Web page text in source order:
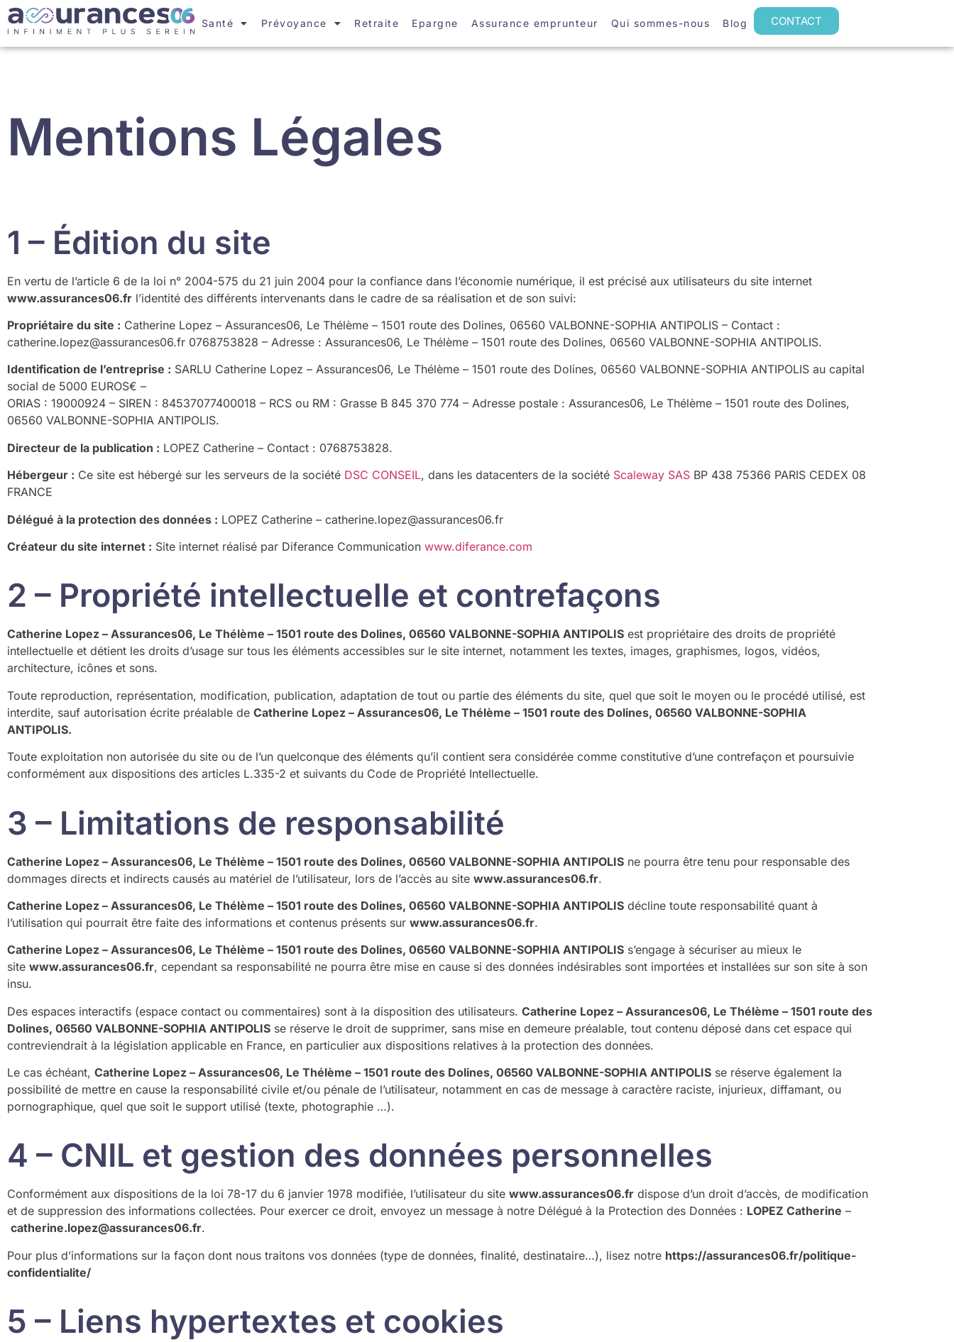
Santé Prévoyance Retraite Epargne Assurance emprunteur Qui sommes-nous Blog CONTACT
Mentions Légales
1 – Édition du site
En vertu de l’article 6 de la loi n° 2004-575 du 21 juin 2004 pour la confiance dans l’économie numérique, il est précisé aux utilisateurs du site internet
www.assurances06.fr l’identité des différents intervenants dans le cadre de sa réalisation et de son suivi:
Propriétaire du site : Catherine Lopez – Assurances06, Le Thélème – 1501 route des Dolines, 06560 VALBONNE-SOPHIA ANTIPOLIS – Contact :
catherine.lopez@assurances06.fr 0768753828 – Adresse : Assurances06, Le Thélème – 1501 route des Dolines, 06560 VALBONNE-SOPHIA ANTIPOLIS.
Identification de l’entreprise : SARLU Catherine Lopez – Assurances06, Le Thélème – 1501 route des Dolines, 06560 VALBONNE-SOPHIA ANTIPOLIS au capital
social de 5000 EUROS€ –
ORIAS : 19000924 – SIREN : 84537077400018 – RCS ou RM : Grasse B 845 370 774 – Adresse postale : Assurances06, Le Thélème – 1501 route des Dolines,
06560 VALBONNE-SOPHIA ANTIPOLIS.
Directeur de la publication : LOPEZ Catherine – Contact : 0768753828.
Hébergeur : Ce site est hébergé sur les serveurs de la société DSC CONSEIL, dans les datacenters de la société Scaleway SAS BP 438 75366 PARIS CEDEX 08
FRANCE
Délégué à la protection des données : LOPEZ Catherine – catherine.lopez@assurances06.fr
Créateur du site internet : Site internet réalisé par Diferance Communication www.diferance.com
2 – Propriété intellectuelle et contrefaçons
Catherine Lopez – Assurances06, Le Thélème – 1501 route des Dolines, 06560 VALBONNE-SOPHIA ANTIPOLIS est propriétaire des droits de propriété
intellectuelle et détient les droits d’usage sur tous les éléments accessibles sur le site internet, notamment les textes, images, graphismes, logos, vidéos,
architecture, icônes et sons.
Toute reproduction, représentation, modification, publication, adaptation de tout ou partie des éléments du site, quel que soit le moyen ou le procédé utilisé, est
interdite, sauf autorisation écrite préalable de Catherine Lopez – Assurances06, Le Thélème – 1501 route des Dolines, 06560 VALBONNE-SOPHIA
ANTIPOLIS.
Toute exploitation non autorisée du site ou de l’un quelconque des éléments qu’il contient sera considérée comme constitutive d’une contrefaçon et poursuivie
conformément aux dispositions des articles L.335-2 et suivants du Code de Propriété Intellectuelle.
3 – Limitations de responsabilité
Catherine Lopez – Assurances06, Le Thélème – 1501 route des Dolines, 06560 VALBONNE-SOPHIA ANTIPOLIS ne pourra être tenu pour responsable des
dommages directs et indirects causés au matériel de l’utilisateur, lors de l’accès au site www.assurances06.fr.
Catherine Lopez – Assurances06, Le Thélème – 1501 route des Dolines, 06560 VALBONNE-SOPHIA ANTIPOLIS décline toute responsabilité quant à
l’utilisation qui pourrait être faite des informations et contenus présents sur www.assurances06.fr.
Catherine Lopez – Assurances06, Le Thélème – 1501 route des Dolines, 06560 VALBONNE-SOPHIA ANTIPOLIS s’engage à sécuriser au mieux le
site www.assurances06.fr, cependant sa responsabilité ne pourra être mise en cause si des données indésirables sont importées et installées sur son site à son
insu.
Des espaces interactifs (espace contact ou commentaires) sont à la disposition des utilisateurs. Catherine Lopez – Assurances06, Le Thélème – 1501 route des
Dolines, 06560 VALBONNE-SOPHIA ANTIPOLIS se réserve le droit de supprimer, sans mise en demeure préalable, tout contenu déposé dans cet espace qui
contreviendrait à la législation applicable en France, en particulier aux dispositions relatives à la protection des données.
Le cas échéant, Catherine Lopez – Assurances06, Le Thélème – 1501 route des Dolines, 06560 VALBONNE-SOPHIA ANTIPOLIS se réserve également la
possibilité de mettre en cause la responsabilité civile et/ou pénale de l’utilisateur, notamment en cas de message à caractère raciste, injurieux, diffamant, ou
pornographique, quel que soit le support utilisé (texte, photographie …).
4 – CNIL et gestion des données personnelles
Conformément aux dispositions de la loi 78-17 du 6 janvier 1978 modifiée, l’utilisateur du site www.assurances06.fr dispose d’un droit d’accès, de modification
et de suppression des informations collectées. Pour exercer ce droit, envoyez un message à notre Délégué à la Protection des Données : LOPEZ Catherine –
catherine.lopez@assurances06.fr.
Pour plus d’informations sur la façon dont nous traitons vos données (type de données, finalité, destinataire…), lisez notre https://assurances06.fr/politique-
confidentialite/
5 – Liens hypertextes et cookies